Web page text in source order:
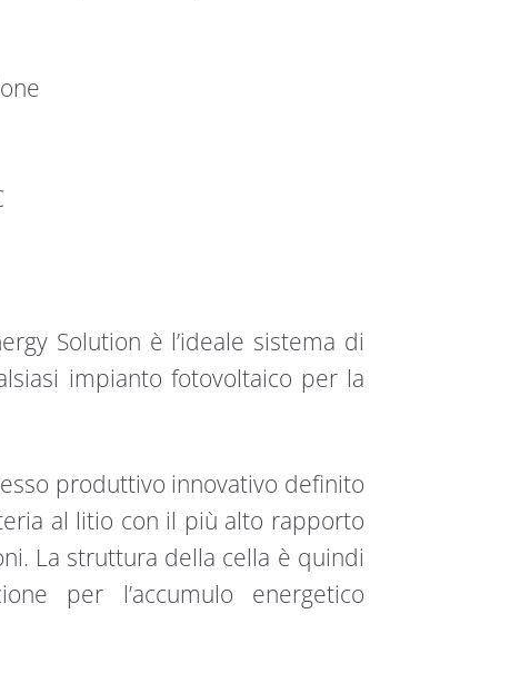
Solution è l’ideale sistema di
impianto fotovoltaico per la
produttivo innovativo definito
al litio con il più alto rapporto
La struttura della cella è quindi
per l’accumulo energetico